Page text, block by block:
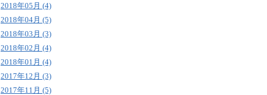
2018年05月 (4)
2018年04月 (5)
2018年03月 (3)
2018年02月 (4)
2018年01月 (4)
2017年12月 (3)
2017年11月 (5)